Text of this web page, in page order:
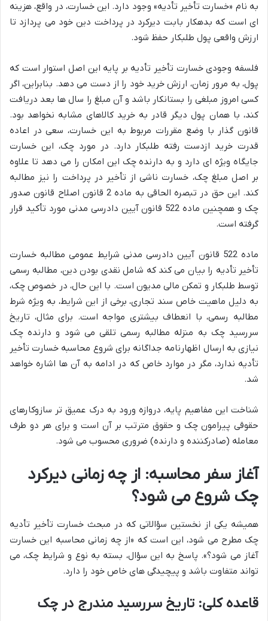
به نام «خسارت تأخیر تأدیه» وجود دارد. این خسارت، در واقع، هزینه
ای است که بدهکار بابت دیرکرد در پرداخت دین خود می پردازد تا
ارزش واقعی پول طلبکار حفظ شود.
فلسفه وجودی خسارت تأخیر تأدیه بر پایه این اصل استوار است که
پول، به مرور زمان، ارزش خرید خود را از دست می دهد. بنابراین، اگر
کسی امروز مبلغی را بستانکار باشد و آن مبلغ را سال ها بعد دریافت
کند، با همان پول دیگر قادر به خرید کالاهای مشابه نخواهد بود.
قانون گذار با وضع مقررات مربوط به این خسارت، سعی در اعاده
قدرت خرید ازدست رفته طلبکار دارد. در مورد چک، این خسارت
جایگاه ویژه ای دارد و به دارنده چک این امکان را می دهد تا علاوه
بر اصل مبلغ چک، خسارت ناشی از تأخیر در پرداخت را نیز مطالبه
کند. این حق در تبصره الحاقی به ماده 2 قانون اصلاح قانون صدور
چک و همچنین ماده 522 قانون آیین دادرسی مدنی مورد تأکید قرار
گرفته است.
ماده 522 قانون آیین دادرسی مدنی شرایط عمومی مطالبه خسارت
تأخیر تأدیه را بیان می کند که شامل نقدی بودن دین، مطالبه رسمی
توسط طلبکار و تمکن مالی مدیون است. با این حال، در خصوص چک،
به دلیل ماهیت خاص سند تجاری، برخی از این شرایط، به ویژه شرط
مطالبه رسمی، با انعطاف بیشتری مواجه است. برای مثال، تاریخ
سررسید چک به منزله مطالبه رسمی تلقی می شود و دارنده چک
نیازی به ارسال اظهارنامه جداگانه برای شروع محاسبه خسارت تأخیر
تأدیه ندارد، مگر در موارد خاص که در ادامه به آن ها اشاره خواهد
شد.
شناخت این مفاهیم پایه، دروازه ورود به درک عمیق تر سازوکارهای
حقوقی پیرامون چک و حقوق مترتب بر آن است و برای هر دو طرف
معامله (صادرکننده و دارنده) ضروری محسوب می شود.
آغاز سفر محاسبه: از چه زمانی دیرکرد
چک شروع می شود؟
همیشه یکی از نخستین سؤالاتی که در مبحث خسارت تأخیر تأدیه
چک مطرح می شود، این است که «از چه زمانی محاسبه این خسارت
آغاز می شود؟». پاسخ به این سؤال، بسته به نوع و شرایط چک، می
تواند متفاوت باشد و پیچیدگی های خاص خود را دارد.
قاعده کلی: تاریخ سررسید مندرج در چک